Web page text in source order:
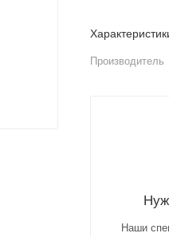
Производитель
Наши